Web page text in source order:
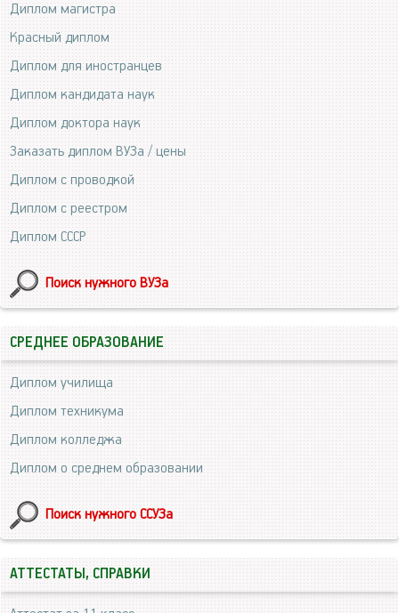
Диплом магистра
Красный диплом
Диплом для иностранцев
Диплом кандидата наук
Диплом доктора наук
Заказать диплом ВУЗа / цены
Диплом с проводкой
Диплом с реестром
Диплом СССР
Поиск нужного ВУЗа
СРЕДНЕЕ ОБРАЗОВАНИЕ
Диплом училища
Диплом техникума
Диплом колледжа
Диплом о среднем образовании
Поиск нужного ССУЗа
АТТЕСТАТЫ, СПРАВКИ